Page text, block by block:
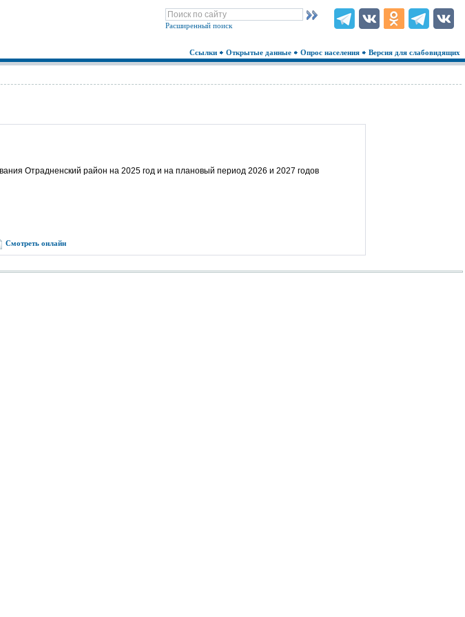
Расширенный поиск
Ссылки Открытые данные Опрос населения Версия для слабовидящих
Отрадненский район на 2025 год и на плановый период 2026 и 2027 годов
Смотреть онлайн